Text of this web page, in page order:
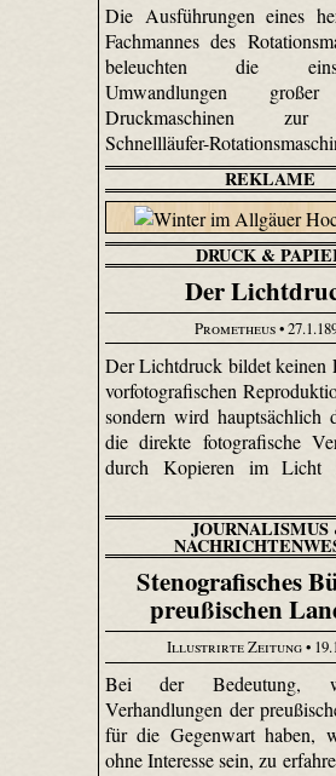
Die Ausführungen eines
Fachmannes des
beleuchten die
Umwandlungen
Druckmaschinen zur
Schnellläufer-
REKLAME
DRUCK &
Der
Prometheus•
Der Lichtdruck bildet keinen
vorfotografischen
sondern wird hauptsächlich
die direkte fotografische
durch Kopieren im Licht
Stenografisches
preußischen
Illustrirte Zeitung•
Bei der Bedeutung,
Verhandlungen der
für die Gegenwart haben,
ohne Interesse sein, zu